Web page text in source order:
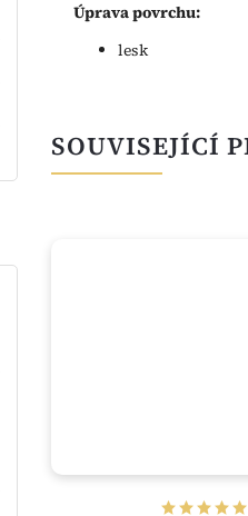
Úprava povrchu:
lesk
SOUVISEJÍCÍ